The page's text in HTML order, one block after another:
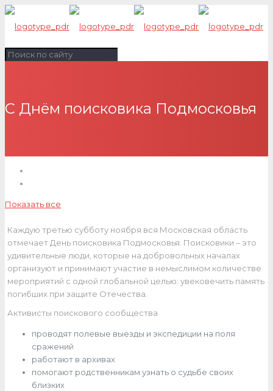
С Днём поисковика Подмосковья
Показать все
Каждую третью субботу ноября вся Московская область
отмечает День поисковика Подмосковья. Поисковики – это
удивительные люди, которые на добровольных началах
организуют и принимают участие в немыслимом количестве
мероприятий с одной глобальной целью: увековечить память
погибших при защите Отечества.
Активисты поискового сообщества
проводят полевые выезды и экспедиции на поля
сражений
работают в архивах
помогают родственникам узнать о судьбе своих
близких